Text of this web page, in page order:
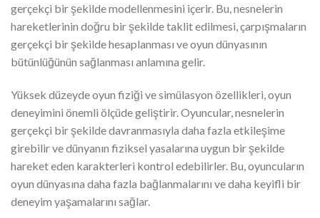
gerçekçi bir şekilde modellenmesini içerir. Bu, nesnelerin
hareketlerinin doğru bir şekilde taklit edilmesi, çarpışmaların
gerçekçi bir şekilde hesaplanması ve oyun dünyasının
bütünlüğünün sağlanması anlamına gelir.
Yüksek düzeyde oyun fiziği ve simülasyon özellikleri, oyun
deneyimini önemli ölçüde geliştirir. Oyuncular, nesnelerin
gerçekçi bir şekilde davranmasıyla daha fazla etkileşime
girebilir ve dünyanın fiziksel yasalarına uygun bir şekilde
hareket eden karakterleri kontrol edebilirler. Bu, oyuncuların
oyun dünyasına daha fazla bağlanmalarını ve daha keyifli bir
deneyim yaşamalarını sağlar.